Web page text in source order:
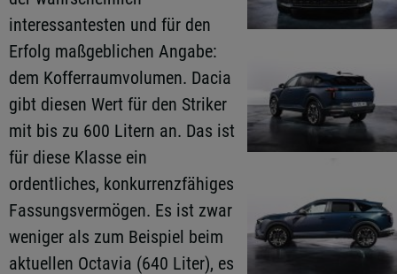
interessantesten und für den
Erfolg maßgeblichen Angabe:
dem Kofferraumvolumen. Dacia
gibt diesen Wert für den Striker
mit bis zu 600 Litern an. Das ist
für diese Klasse ein
ordentliches, konkurrenzfähiges
Fassungsvermögen. Es ist zwar
weniger als zum Beispiel beim
aktuellen Octavia (640 Liter), es